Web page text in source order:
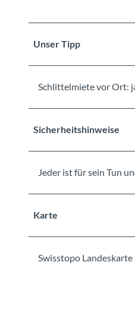
Unser Tipp
Schlittelmiete vor Ort:
Sicherheitshinweise
Jeder ist für sein Tun
Karte
Swisstopo